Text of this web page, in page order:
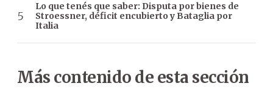
Lo que tenés que saber: Disputa por bienes de
Stroessner, déficit encubierto y Bataglia por
Italia
Más contenido de esta sección